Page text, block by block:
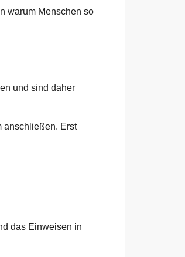
warum Menschen so
und sind daher
anschließen. Erst
das Einweisen in